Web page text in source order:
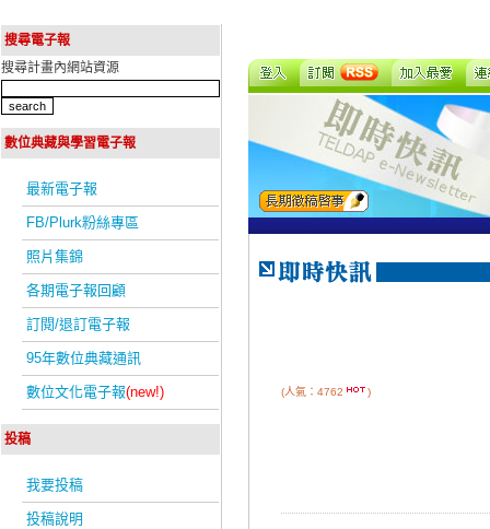
搜尋電子報
搜尋計畫內網站資源
數位典藏與學習電子報
最新電子報
FB/Plurk粉絲專區
照片集錦
各期電子報回顧
訂閱/退訂電子報
95年數位典藏通訊
數位文化電子報(new!)
投稿
我要投稿
投稿說明
(人氣：4762 )